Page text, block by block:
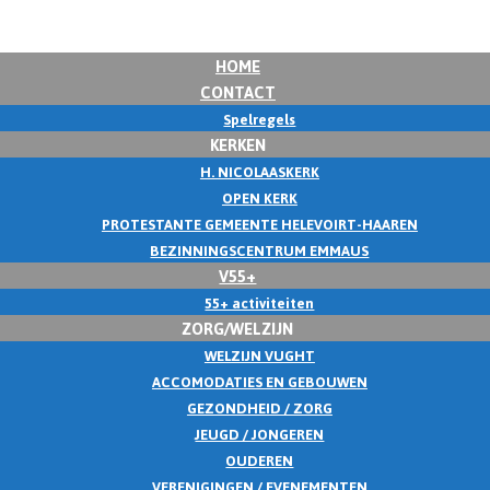
HOME
CONTACT
Spelregels
KERKEN
H. NICOLAASKERK
OPEN KERK
PROTESTANTE GEMEENTE HELEVOIRT-HAAREN
BEZINNINGSCENTRUM EMMAUS
V55+
55+ activiteiten
ZORG/WELZIJN
WELZIJN VUGHT
ACCOMODATIES EN GEBOUWEN
GEZONDHEID / ZORG
JEUGD / JONGEREN
OUDEREN